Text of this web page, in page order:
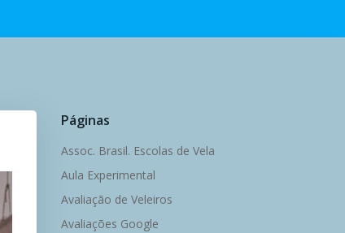
Páginas
Assoc. Brasil. Escolas de Vela
Aula Experimental
Avaliação de Veleiros
Avaliações Google